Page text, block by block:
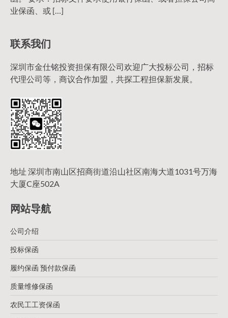
业保函、或 […]
联系我们
深圳市金仕铭投资担保有限公司欢迎广大投标公司，招标
代理公司等，商议合作加盟，共探工程担保新发展。
地址 深圳市南山区招商街道沿山社区南海大道1031号万海
大厦C座502A
网站导航
公司介绍
投标保函
履约保函 预付款保函
质量维修保函
农民工工资保函